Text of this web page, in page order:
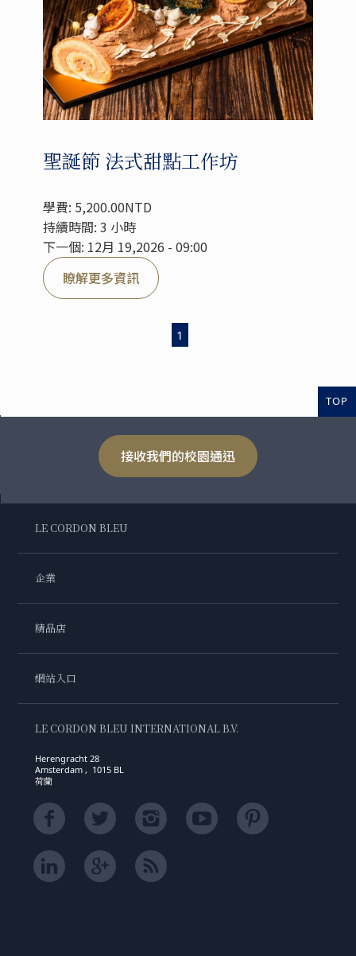
聖誕節 法式甜點工作坊
學費: 5,200.00NTD
持續時間: 3 小時
下一個: 12月 19,2026 - 09:00
瞭解更多資訊
1
TOP
接收我們的校園通迅
LE CORDON BLEU
企業
精品店
網站入口
LE CORDON BLEU INTERNATIONAL B.V.
Herengracht 28
Amsterdam , 1015 BL
荷蘭